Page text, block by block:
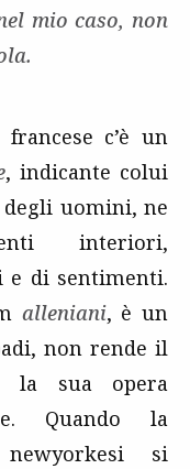
mio caso, non
c’è un
, indicante colui
uomini, ne
interiori,
e di sentimenti.
alleniani, è un
non rende il
la sua opera
Quando la
si